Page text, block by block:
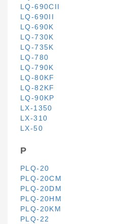
LQ-690CII
LQ-690II
LQ-690K
LQ-730K
LQ-735K
LQ-780
LQ-790K
LQ-80KF
LQ-82KF
LQ-90KP
LX-1350
LX-310
LX-50
P
PLQ-20
PLQ-20CM
PLQ-20DM
PLQ-20HM
PLQ-20KM
PLQ-22